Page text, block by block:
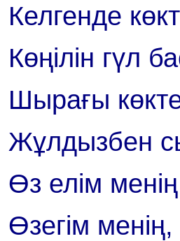
Келгенде
Көңілін гүл
Шырағы
Жұлдызбен
Өз елім
Өзегім менің,